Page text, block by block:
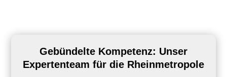
Gebündelte Kompetenz: Unser
Expertenteam für die Rheinmetropole